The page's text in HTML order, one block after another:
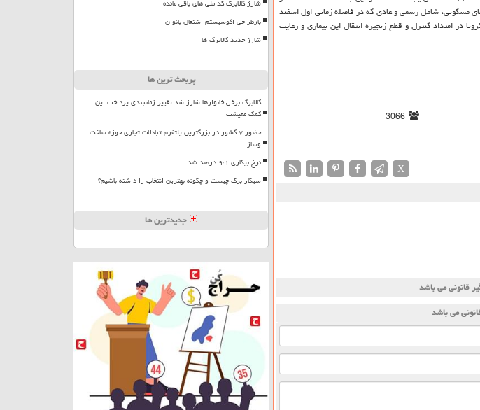
مسکونی، شامل رسمی و عادی که در فاصله زمانی اول اسفند
با کرونا در امتداد کنترل و قطع زنجیره انتقال این بیماری و رعایت
3066
X
شارژ کالابرگ کد ملی های باقی مانده
بازطراحی اکوسیستم اشتغال بانوان
شارژ جدید کالابرگ ها
پربحث ترین ها
کالابرگ برخی خانوارها شارژ شد تغییر زمانبندی پرداخت این
کمک معیشت
حضور ۷ کشور در بزرگترین پلتفرم تبادلات تجاری حوزه ساخت
وساز
نرخ بیکاری ۹،۱ درصد شد
سیگار برگ چیست و چگونه بهترین انتخاب را داشته باشیم؟
جدیدترین ها